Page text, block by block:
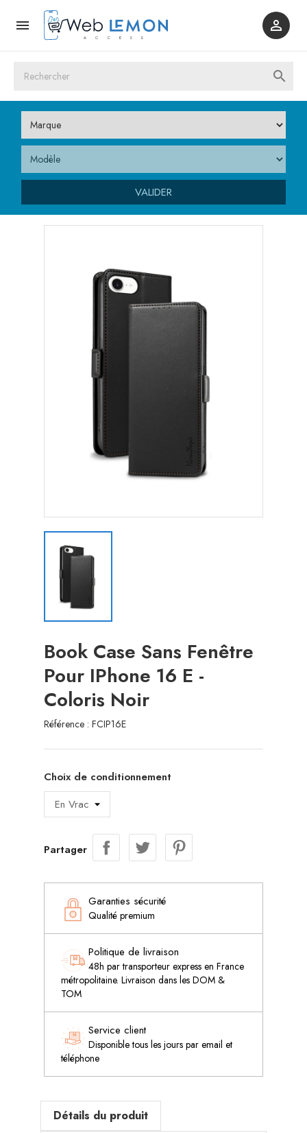
 

VALIDER
Book Case Sans Fenêtre
Pour IPhone 16 E -
Coloris Noir
Référence : FCIP16E
Choix de conditionnement
Partager
Garanties sécurité
Qualité premium
Politique de livraison
48h par transporteur express en France
métropolitaine. Livraison dans les DOM &
TOM
Service client
Disponible tous les jours par email et
téléphone
Détails du produit